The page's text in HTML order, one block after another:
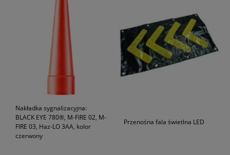
Nakładka sygnalizacyjna:
BLACK EYE 780®, M-FIRE 02, M-
FIRE 03, Haz-LO 3AA, kolor
czerwony
Przenośna fala świetlna LED